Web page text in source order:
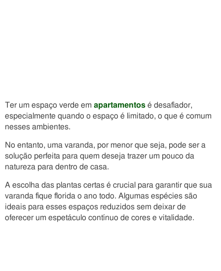
Ter um espaço verde em apartamentos é desafiador,
especialmente quando o espaço é limitado, o que é comum
nesses ambientes.
No entanto, uma varanda, por menor que seja, pode ser a
solução perfeita para quem deseja trazer um pouco da
natureza para dentro de casa.
A escolha das plantas certas é crucial para garantir que sua
varanda fique florida o ano todo. Algumas espécies são
ideais para esses espaços reduzidos sem deixar de
oferecer um espetáculo contínuo de cores e vitalidade.